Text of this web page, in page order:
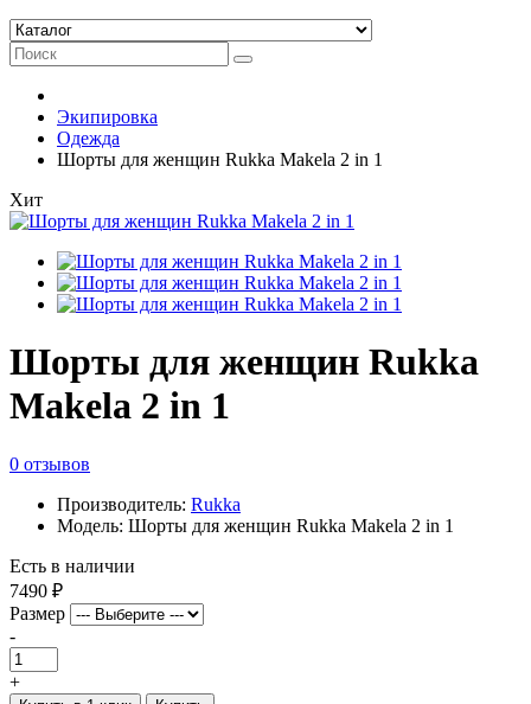
Экипировка
Одежда
Шорты для женщин Rukka Makela 2 in 1
Хит
Шорты для женщин Rukka
Makela 2 in 1
0 отзывов
Производитель: Rukka
Модель: Шорты для женщин Rukka Makela 2 in 1
Есть в наличии
7490 ₽
Размер
-
+